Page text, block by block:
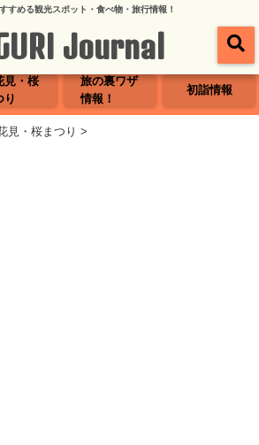
すめる観光スポット・食べ物・旅行情報！
Journal
見・桜
り
旅の裏ワザ
情報！
初詣情報
見・桜まつり >